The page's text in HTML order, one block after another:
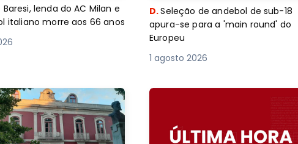
Baresi, lenda do AC Milan e
italiano morre aos 66 anos
D.Seleção de andebol de sub-18
apura-se para a 'main round' do
Europeu
1 agosto 2026